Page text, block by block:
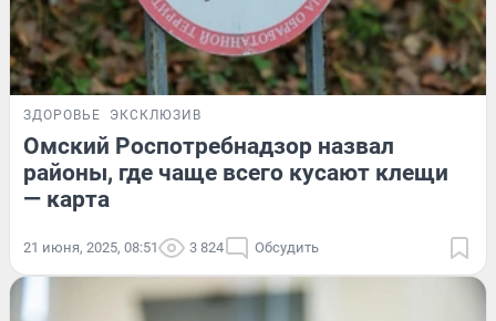
ЗДОРОВЬЕ ЭКСКЛЮЗИВ
Омский Роспотребнадзор назвал
районы, где чаще всего кусают клещи
— карта
21 июня, 2025, 08:51 3 824 Обсудить